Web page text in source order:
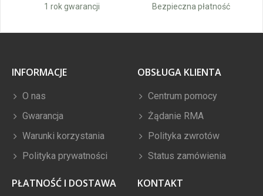
1 rok gwarancji Bezpieczna płatność
INFORMACJE
O nas
Gwarancja
Warunki korzystania
Polityka prywatności
OBSŁUGA KLIENTA
Centrum pomocy
Żądanie RMA
Polityka zwrotów
Status zamówienia
PŁATNOŚĆ I DOSTAWA KONTAKT